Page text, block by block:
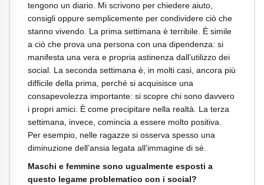
tengono un diario. Mi scrivono per chiedere aiuto,
consigli oppure semplicemente per condividere ciò che
stanno vivendo. La prima settimana è terribile. È simile
a ciò che prova una persona con una dipendenza: si
manifesta una vera e propria astinenza dall’utilizzo dei
social. La seconda settimana è, in molti casi, ancora più
difficile della prima, perché si acquisisce una
consapevolezza importante: si scopre chi sono davvero
i propri amici. È come precipitare nella realtà. La terza
settimana, invece, comincia a essere molto positiva.
Per esempio, nelle ragazze si osserva spesso una
diminuzione dell’ansia legata all’immagine di sé.
Maschi e femmine sono ugualmente esposti a
questo legame problematico con i social?